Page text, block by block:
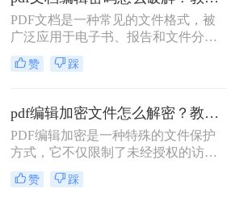
绍几种常见的破解PDF密码的方法。
PDF文档是一种常见的文件格式，被
广泛应用于电子书、报告和文件分享
等领域。然而，有时我们可能会遇到
需要编辑或打开被密码保护的PDF文
破解呢？在本文中，我将为您介绍几
种快速破解PDF文档密码的方法。
赞 踩
pdf编辑加密文件怎么解密？教你两个小方法。
PDF编辑加密是一种特殊的文件保护
方式，它不仅限制了未经授权的访
问，还阻止了对文件的编辑。如果您
需要编辑一个PDF编辑加密文件，了
赞 踩